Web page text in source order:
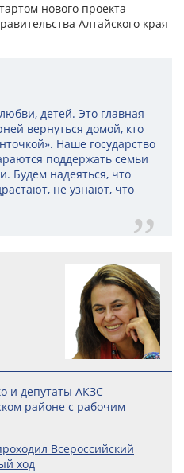
нового проекта
Алтайского края
детей. Это главная
вернуться домой, кто
Наше государство
поддержать семьи
Будем надеяться, что
не узнают, что
и депутаты АКЗС
районе с рабочим
Всероссийский
ход